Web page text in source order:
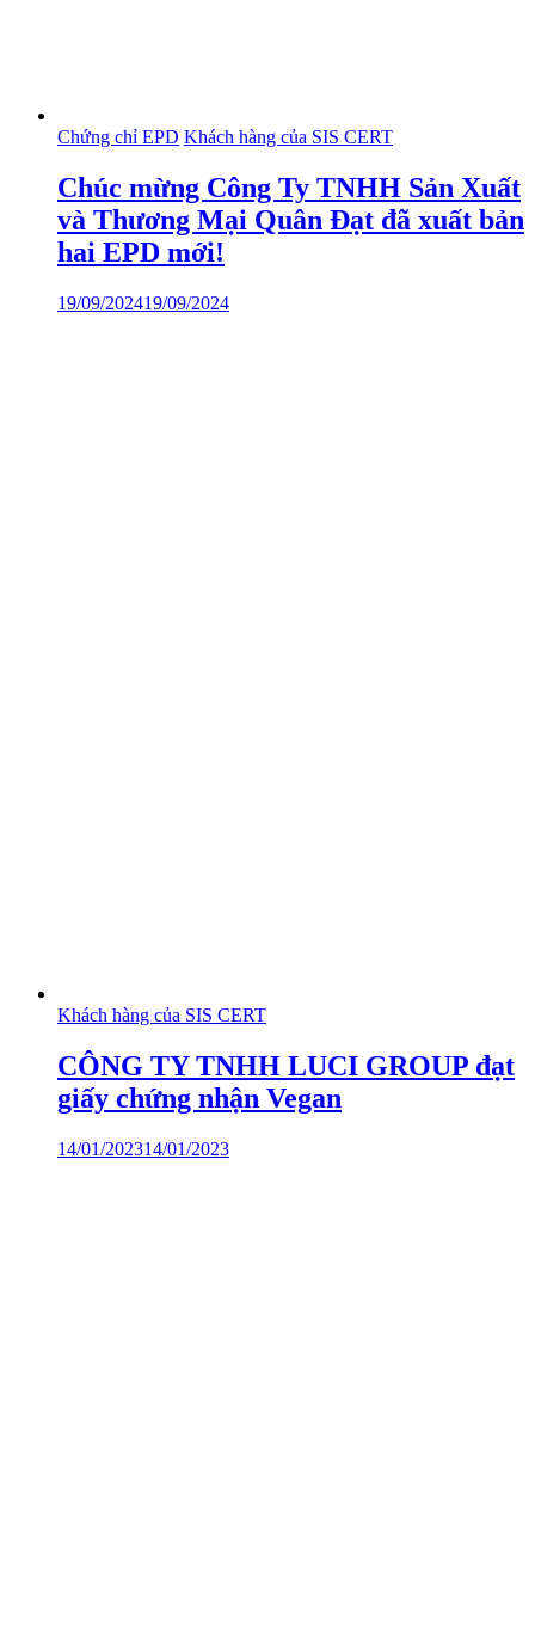
Chứng chỉ EPD Khách hàng của SIS CERT
Chúc mừng Công Ty TNHH Sản Xuất
và Thương Mại Quân Đạt đã xuất bản
hai EPD mới!
19/09/202419/09/2024
Khách hàng của SIS CERT
CÔNG TY TNHH LUCI GROUP đạt
giấy chứng nhận Vegan
14/01/202314/01/2023